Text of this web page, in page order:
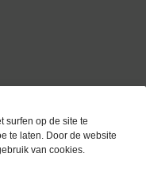
surfen op de site te
te laten. Door de website
van cookies.